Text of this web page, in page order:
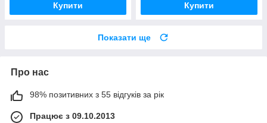
Купити Купити
Показати ще
Про нас
98% позитивних з 55 відгуків за рік
Працює з 09.10.2013